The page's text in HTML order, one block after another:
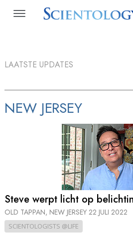
LAATSTE UPDATES
NEW JERSEY
Steve werpt licht op
OLD TAPPAN, NEW JERSEY 22 JULI 2022
SCIENTOLOGISTS @LIFE